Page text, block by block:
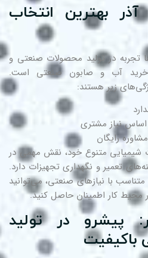
بهترین انتخاب
در تولید محصولات صنعتی و
آب و صابون صنعتی است.
زیر هستند:
نیاز مشتری
رایگان
متنوع خود، نقش مهمی در
و نگهداری تجهیزات دارد.
با نیازهای صنعتی، می‌توانید
کار اطمینان حاصل کنید.
پیشرو در تولید